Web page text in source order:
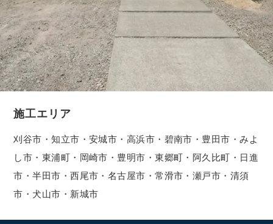
施工エリア
刈谷市・知立市・安城市・高浜市・碧南市・豊田市・みよ
し市・東浦町・岡崎市・豊明市・東郷町・阿久比町・日進
市・半田市・西尾市・名古屋市・常滑市・瀬戸市・清須
市・犬山市・新城市